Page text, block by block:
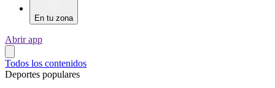
En tu zona
Abrir app
Todos los contenidos
Deportes populares